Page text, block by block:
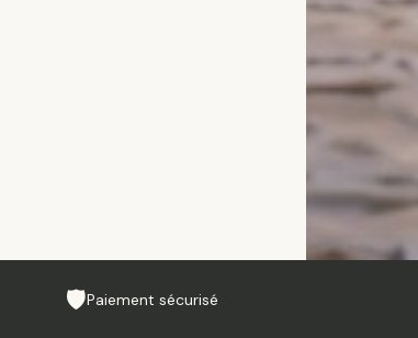
Paiement sécurisé